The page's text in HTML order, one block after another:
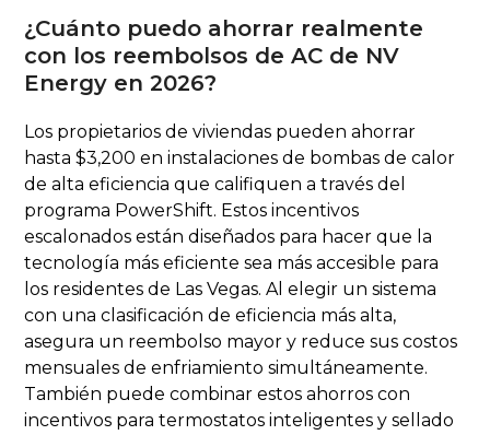
¿Cuánto puedo ahorrar realmente
con los reembolsos de AC de NV
Energy en 2026?
Los propietarios de viviendas pueden ahorrar
hasta $3,200 en instalaciones de bombas de calor
de alta eficiencia que califiquen a través del
programa PowerShift. Estos incentivos
escalonados están diseñados para hacer que la
tecnología más eficiente sea más accesible para
los residentes de Las Vegas. Al elegir un sistema
con una clasificación de eficiencia más alta,
asegura un reembolso mayor y reduce sus costos
mensuales de enfriamiento simultáneamente.
También puede combinar estos ahorros con
incentivos para termostatos inteligentes y sellado